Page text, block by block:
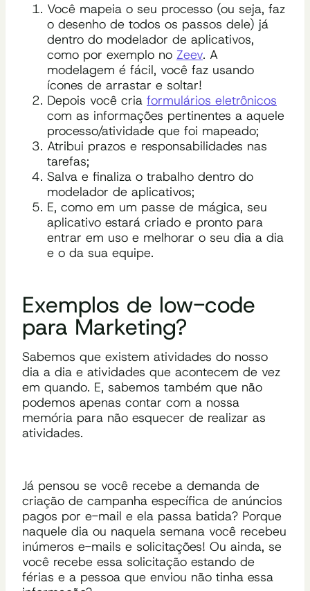
Você mapeia o seu processo (ou seja, faz
o desenho de todos os passos dele) já
dentro do modelador de aplicativos,
como por exemplo no Zeev. A
modelagem é fácil, você faz usando
ícones de arrastar e soltar!
Depois você cria formulários eletrônicos
com as informações pertinentes a aquele
processo/atividade que foi mapeado;
Atribui prazos e responsabilidades nas
tarefas;
Salva e finaliza o trabalho dentro do
modelador de aplicativos;
E, como em um passe de mágica, seu
aplicativo estará criado e pronto para
entrar em uso e melhorar o seu dia a dia
e o da sua equipe.
Exemplos de low-code
para Marketing?
Sabemos que existem atividades do nosso
dia a dia e atividades que acontecem de vez
em quando. E, sabemos também que não
podemos apenas contar com a nossa
memória para não esquecer de realizar as
atividades.
Já pensou se você recebe a demanda de
criação de campanha específica de anúncios
pagos por e-mail e ela passa batida? Porque
naquele dia ou naquela semana você recebeu
inúmeros e-mails e solicitações! Ou ainda, se
você recebe essa solicitação estando de
férias e a pessoa que enviou não tinha essa